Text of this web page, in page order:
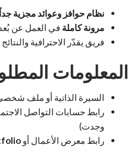
نظام حوافز وعوائد مجزية
مرونة كاملة في العمل عن
فريق يقدّر الاحترافية والنتائج
المعلومات
السيرة الذاتية أو ملف
رابط حسابات التواصل
وجدت)
رابط معرض الأعمال أو